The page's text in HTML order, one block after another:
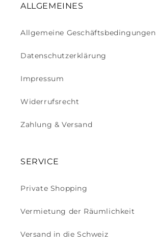
ALLGEMEINES
Allgemeine Geschäftsbedingungen
Datenschutzerklärung
Impressum
Widerrufsrecht
Zahlung & Versand
SERVICE
Private Shopping
Vermietung der Räumlichkeit
Versand in die Schweiz